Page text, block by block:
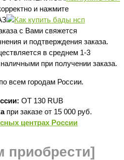
и нажмите
с Вами свяжется
и подтверждения заказа.
в среднем 1-3
при получении заказа.
всем городам России.
ОТ 130 RUB
при заказе от 15 000 руб.
центрах России
приобрести]